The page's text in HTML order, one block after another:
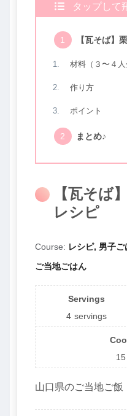
タップして
【瓦そば】
材料（３〜４人
作り方
ポイント
まとめ♪
【瓦そば
レシピ
Course: レシピ, 男子ご
ご当地ごはん
Servings
4 servings
15
山口県のご当地ご飯